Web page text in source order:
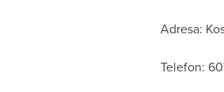
Adresa:
Telefon: